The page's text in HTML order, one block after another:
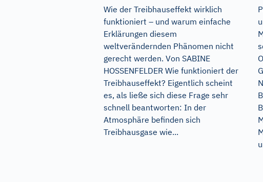
Wie der Treibhauseffekt wirklich
funktioniert – und warum einfache
Erklärungen diesem
weltverändernden Phänomen nicht
gerecht werden. Von SABINE
HOSSENFELDER Wie funktioniert der
Treibhauseffekt? Eigentlich scheint
es, als ließe sich diese Frage sehr
schnell beantworten: In der
Atmosphäre befinden sich
Treibhausgase wie...